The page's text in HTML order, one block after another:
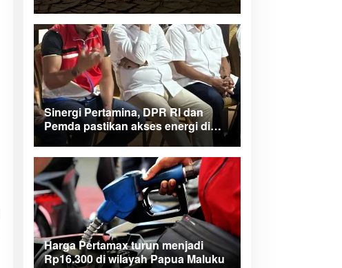
MUHASABAH
Sinergi Pertamina, DPR RI dan
Pemda pastikan akses energi di
Teluk Bintuni
Harga Pertamax turun menjadi
Rp16.300 di wilayah Papua Maluku